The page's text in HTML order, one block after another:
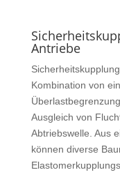
Antriebe
Kombination von
Ausgleich von
Abtriebswelle. Aus
können diverse